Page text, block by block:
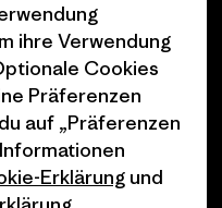
Schweiz
ihre Verwendung
Cookies
Präferenzen
auf „Präferenzen
Erklärung und